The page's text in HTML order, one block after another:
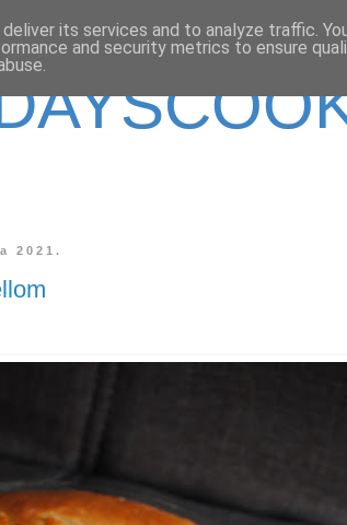
2021.
its services and to analyze traffic.
and security metrics to ensure